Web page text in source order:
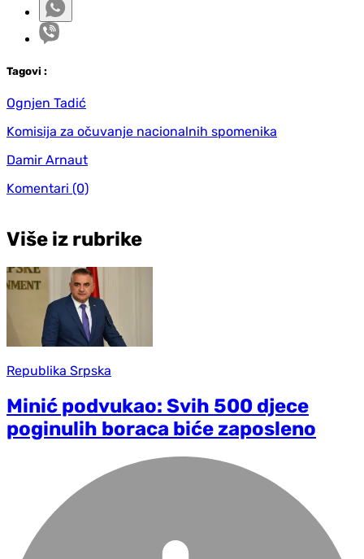
Tagovi :
Ognjen Tadić
Komisija za očuvanje nacionalnih spomenika
Damir Arnaut
Komentari (0)
Više iz rubrike
Republika Srpska
Minić podvukao: Svih 500 djece
poginulih boraca biće zaposleno